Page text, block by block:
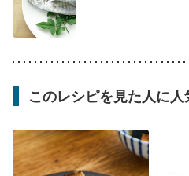
このレシピを見た人に